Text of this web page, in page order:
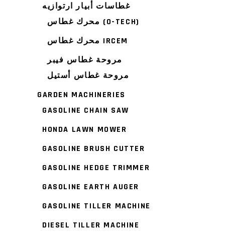
غطاسات أبيار ارتوازيه
محرك غطاس (O-TECH)
محرك غطاس IRCEM
مروحة غطاس فيبر
مروحة غطاس أستيل
GARDEN MACHINERIES
GASOLINE CHAIN SAW
HONDA LAWN MOWER
GASOLINE BRUSH CUTTER
GASOLINE HEDGE TRIMMER
GASOLINE EARTH AUGER
GASOLINE TILLER MACHINE
DIESEL TILLER MACHINE